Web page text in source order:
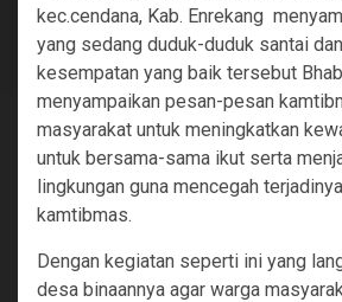
kec.cendana, Kab. Enrekang
yang sedang duduk-duduk santai
kesempatan yang baik tersebut
menyampaikan pesan-pesan
masyarakat untuk meningkatkan
untuk bersama-sama ikut serta
lingkungan guna mencegah
kamtibmas.
Dengan kegiatan seperti ini yang
desa binaannya agar warga